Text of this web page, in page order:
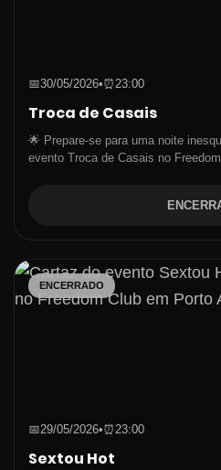
📅30/05/2026•⏰23:00
Troca de Casais
🌟 Prepare-se para uma noite
evento Troca de Casais no
ENCERRADO
📅29/05/2026•⏰23:00
Sextou Hot